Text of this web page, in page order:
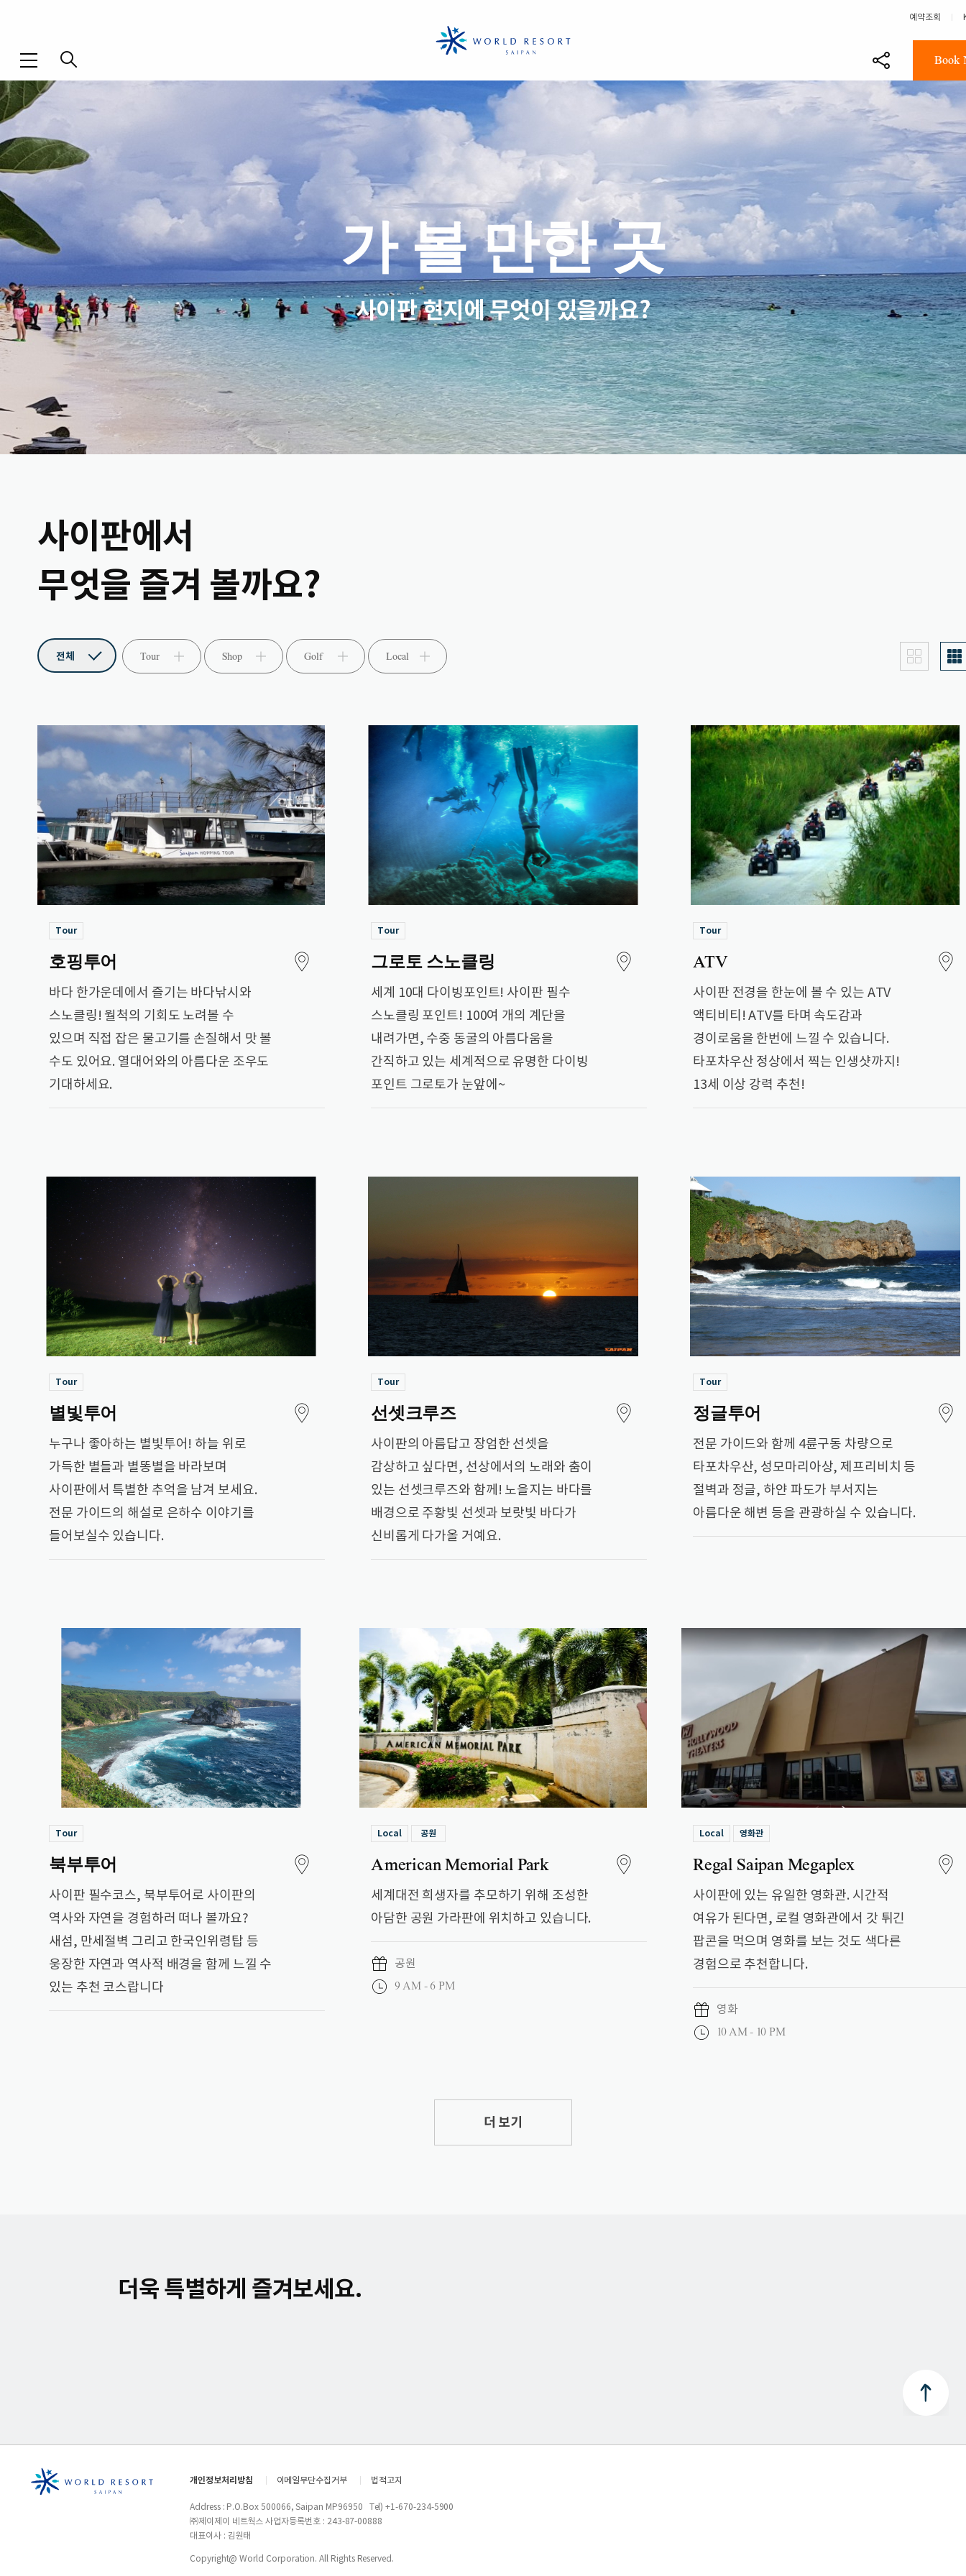
예약조회
전체메뉴
Book
가 볼 만한 곳
사이판 현지에 무엇이 있을까요?
사이판에서
무엇을 즐겨 볼까요?
전체 Tour Shop Golf Local
Tour
호핑투어
바다 한가운데에서 즐기는 바다낚시와
스노클링! 월척의 기회도 노려볼 수
있으며 직접 잡은 물고기를 손질해서 맛 볼
수도 있어요. 열대어와의 아름다운 조우도
기대하세요.
Tour
그로토 스노클링
세계 10대 다이빙포인트! 사이판 필수
스노클링 포인트! 100여 개의 계단을
내려가면, 수중 동굴의 아름다움을
간직하고 있는 세계적으로 유명한 다이빙
포인트 그로토가 눈앞에~
Tour
ATV
사이판 전경을 한눈에 볼 수 있는 ATV
액티비티! ATV를 타며 속도감과
경이로움을 한번에 느낄 수 있습니다.
타포차우산 정상에서 찍는 인생샷까지!
13세 이상 강력 추천!
Tour
별빛투어
누구나 좋아하는 별빛투어! 하늘 위로
가득한 별들과 별똥별을 바라보며
사이판에서 특별한 추억을 남겨 보세요.
전문 가이드의 해설로 은하수 이야기를
들어보실수 있습니다.
Tour
선셋크루즈
사이판의 아름답고 장엄한 선셋을
감상하고 싶다면, 선상에서의 노래와 춤이
있는 선셋크루즈와 함께! 노을지는 바다를
배경으로 주황빛 선셋과 보랏빛 바다가
신비롭게 다가올 거예요.
Tour
정글투어
전문 가이드와 함께 4륜구동 차량으로
타포차우산, 성모마리아상, 제프리비치 등
절벽과 정글, 하얀 파도가 부서지는
아름다운 해변 등을 관광하실 수 있습니다.
Tour
북부투어
사이판 필수코스, 북부투어로 사이판의
역사와 자연을 경험하러 떠나 볼까요?
새섬, 만세절벽 그리고 한국인위령탑 등
웅장한 자연과 역사적 배경을 함께 느낄 수
있는 추천 코스랍니다
Local 공원
American Memorial Park
세계대전 희생자를 추모하기 위해 조성한
아담한 공원 가라판에 위치하고 있습니다.
공원
9 AM - 6 PM
Local 영화관
Regal Saipan Megaplex
사이판에 있는 유일한 영화관. 시간적
여유가 된다면, 로컬 영화관에서 갓 튀긴
팝콘을 먹으며 영화를 보는 것도 색다른
경험으로 추천합니다.
영화
10 AM - 10 PM
더 보기
더욱 특별하게 즐겨보세요.
개인정보처리방침 이메일무단수집거부 법적고지
Address : P.O.Box 500066, Saipan MP96950 Tel)+1-670-234-5900
㈜제이제이 네트웍스 사업자등록번호 : 243-87-00888
대표이사 : 김원태
Copyright@ World Corporation. All Rights Reserved.